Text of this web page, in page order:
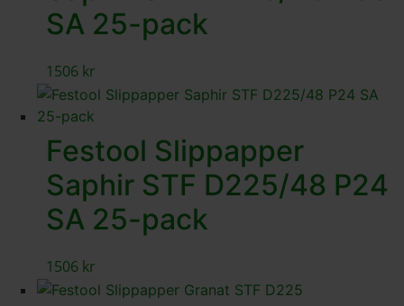
SA 25-pack
1506 kr
Festool Slippapper
Saphir STF D225/48 P24
SA 25-pack
1506 kr